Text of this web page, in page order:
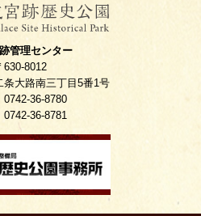
管理センター
630-8012
条大路南三丁目5番1号
36-8780
36-8781